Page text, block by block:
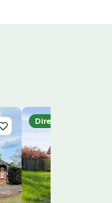
Direct te boeken